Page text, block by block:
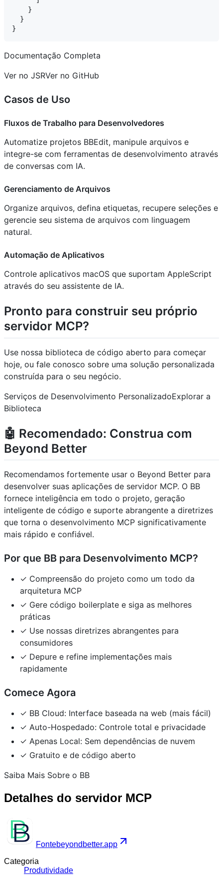
    }
  }
Documentação Completa
Ver no JSRVer no GitHub
Casos de Uso
Fluxos de Trabalho para Desenvolvedores
Automatize projetos BBEdit, manipule arquivos e
integre-se com ferramentas de desenvolvimento através
de conversas com IA.
Gerenciamento de Arquivos
Organize arquivos, defina etiquetas, recupere seleções e
gerencie seu sistema de arquivos com linguagem
natural.
Automação de Aplicativos
Controle aplicativos macOS que suportam AppleScript
através do seu assistente de IA.
Pronto para construir seu próprio
servidor MCP?
Use nossa biblioteca de código aberto para começar
hoje, ou fale conosco sobre uma solução personalizada
construída para o seu negócio.
Serviços de Desenvolvimento PersonalizadoExplorar a
Biblioteca
🤖 Recomendado: Construa com
Beyond Better
Recomendamos fortemente usar o Beyond Better para
desenvolver suas aplicações de servidor MCP. O BB
fornece inteligência em todo o projeto, geração
inteligente de código e suporte abrangente a diretrizes
que torna o desenvolvimento MCP significativamente
mais rápido e confiável.
Por que BB para Desenvolvimento MCP?
✓ Compreensão do projeto como um todo da
arquitetura MCP
✓ Gere código boilerplate e siga as melhores
práticas
✓ Use nossas diretrizes abrangentes para
consumidores
✓ Depure e refine implementações mais
rapidamente
Comece Agora
✓ BB Cloud: Interface baseada na web (mais fácil)
✓ Auto-Hospedado: Controle total e privacidade
✓ Apenas Local: Sem dependências de nuvem
✓ Gratuito e de código aberto
Saiba Mais Sobre o BB
Detalhes do servidor MCP
Fontebeyondbetter.app
Categoria
Produtividade